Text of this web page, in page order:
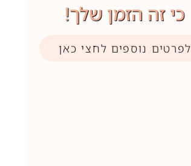
כי זה הזמן שלך!
לפרטים נוספים לחצי כאן